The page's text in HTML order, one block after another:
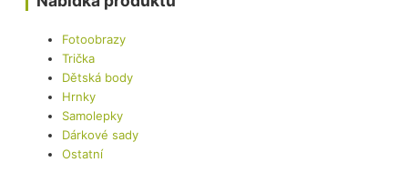
Fotoobrazy
Trička
Dětská body
Hrnky
Samolepky
Dárkové sady
Ostatní